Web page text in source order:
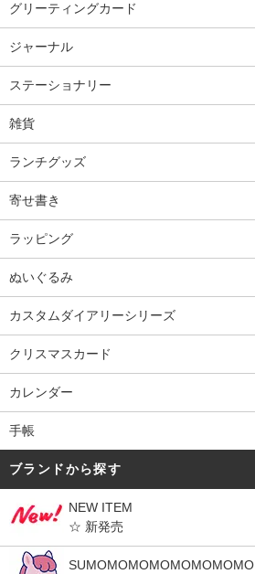
グリーティングカード
ジャーナル
ステーショナリー
雑貨
ランチグッズ
寄せ書き
ラッピング
ぬいぐるみ
カスタムダイアリーシリーズ
クリスマスカード
カレンダー
手帳
ブランドから探す
NEW ITEM
☆ 新発売
SUMOMOMOMOMOMOMOMO